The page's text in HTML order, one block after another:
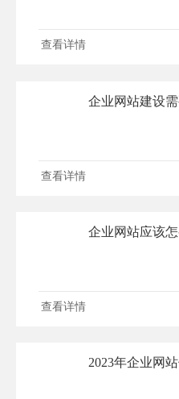
查看详情
企业网站建设
查看详情
企业网站应该
查看详情
2023年企业网